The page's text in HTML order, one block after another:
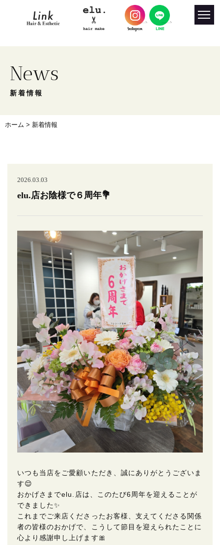
News
新着情報
ホーム > 新着情報
2026.03.03
elu.店お陰様で６周年💐
いつも当店をご愛顧いただき、誠にありがとうございま
す😌
おかげさまでelu.店は、このたび6周年を迎えることが
できました✨
これまでご来店くださったお客様、支えてくださる関係
者の皆様のおかげで、こうして節目を迎えられたことに
心より感謝申し上げます🎀